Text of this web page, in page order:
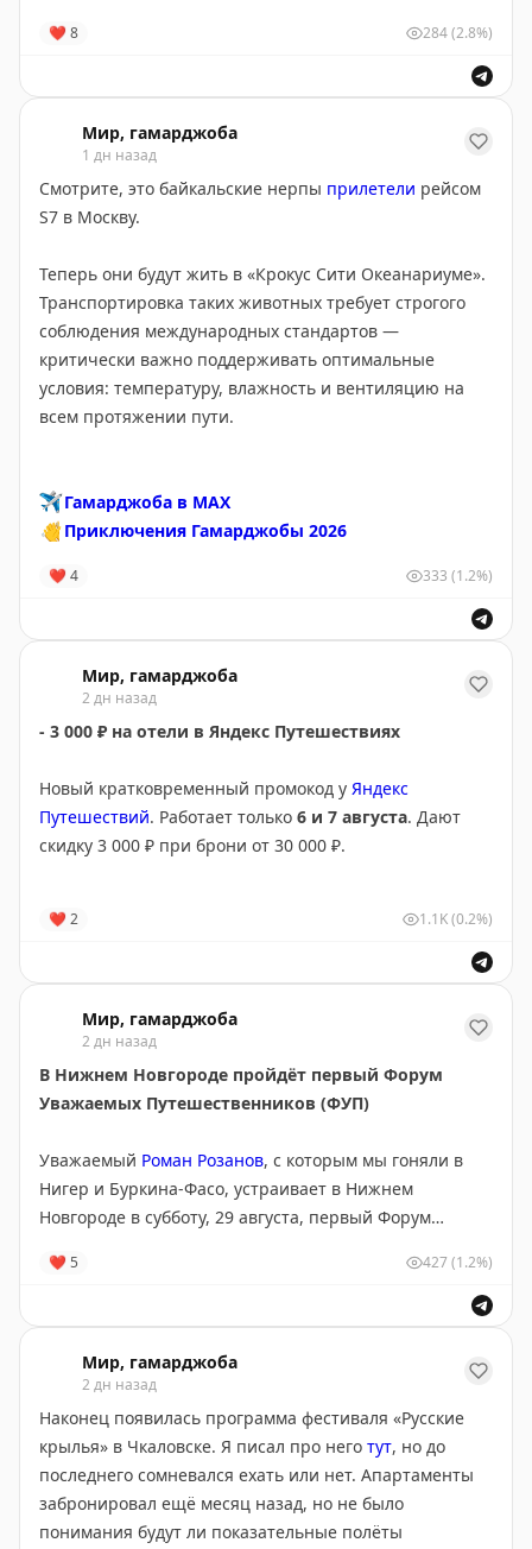
домой, а сам рванул в Афганистан. И вот это, конечно,
Визу получил прямо в Термезе (на границе), на
прохождение всех формальностей ушло несколько
часов, а дальше ещё полтора часа и Мазари-Шариф.
Потом было всё: и
Следил за приключениями Саши и ещё сильней
начинал скучать по Афганистану (вот уж не думал, что
когда-то такое смогу сказать).
И вы почитайте. Серия постов про Афганистан
✈️ @mirgamarjoba|
❤ 8 284(2.8%)
Мир, гамарджоба
1 дн назад
Смотрите, это байкальские нерпы прилетели рейсом
S7 в Москву.
Теперь они будут жить в «Крокус Сити Океанариуме».
Транспортировка таких животных требует строгого
соблюдения международных стандартов —
критически важно поддерживать оптимальные
условия: температуру, влажность и вентиляцию на
всем протяжении пути.
✈️ Гамарджоба в MAX
👋 Приключения Гамарджобы 2026
❤ 4 333 (1.2%)
Мир, гамарджоба
2 дн назад
- 3 000 ₽ на отели в Яндекс Путешествиях
Новый кратковременный промокод у Яндекс
Путешествий. Работает только 6 и 7 августа. Дают
скидку 3 000 ₽ при брони от 30 000 ₽.
AVG3OOO,
❤ 2 1.1K(0.2%)
Мир, гамарджоба
2 дн назад
В Нижнем Новгороде пройдёт первый Форум
Уважаемых Путешественников (ФУП)
Уважаемый Роман Розанов, с которым мы гоняли в
Нигер и Буркина-Фасо, устраивает в Нижнем
Новгороде в субботу, 29 августа, первый Форум
презентациями о кругосветном путешествии,
поездках в Африку и Афганистан.
Мероприятие пройдёт в ограниченно-открытом
формате. Если вам есть что рассказать — тему можно
предложить в личку Роме@rrznv.
Участие бесплатное. Начало в 17:00 в баре
❤ 5 427(1.2%)
Мир, гамарджоба
2 дн назад
Наконец появилась программа фестиваля «Русские
крылья» в Чкаловске. Я писал про него тут, но до
последнего сомневался ехать или нет. Апартаменты
забронировал ещё месяц назад, но не было
понимания будут ли показательные полёты